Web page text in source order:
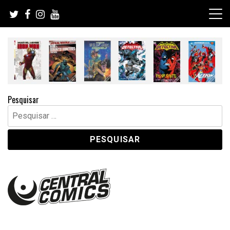
content
Pesquisar
Pesquisar
por: